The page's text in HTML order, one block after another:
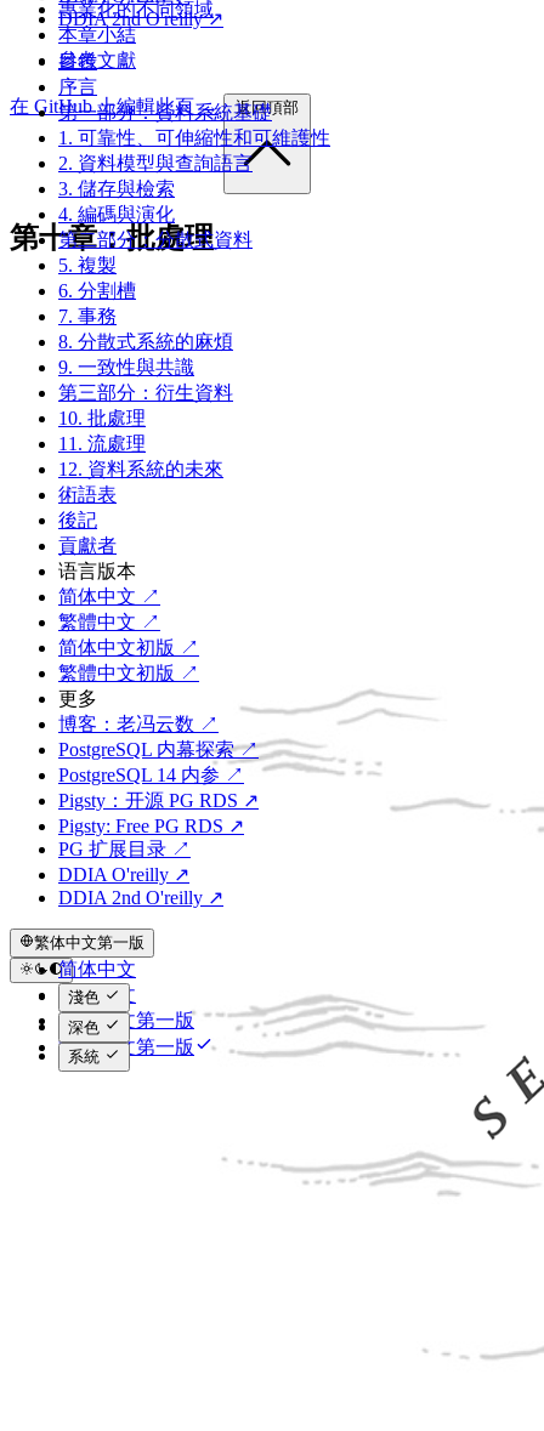
DDIA 2nd O'reilly ↗
目錄
序言
第一部分：資料系統基礎
1. 可靠性、可伸縮性和可維護性
2. 資料模型與查詢語言
3. 儲存與檢索
4. 編碼與演化
第二部分：分散式資料
5. 複製
6. 分割槽
7. 事務
8. 分散式系統的麻煩
9. 一致性與共識
第三部分：衍生資料
10. 批處理
11. 流處理
12. 資料系統的未來
術語表
後記
貢獻者
语言版本
简体中文 ↗
繁體中文 ↗
简体中文初版 ↗
繁體中文初版 ↗
更多
博客：老冯云数 ↗
PostgreSQL 内幕探索 ↗
PostgreSQL 14 内参 ↗
Pigsty：开源 PG RDS ↗
Pigsty: Free PG RDS ↗
PG 扩展目录 ↗
DDIA O'reilly ↗
DDIA 2nd O'reilly ↗
繁体中文第一版
简体中文
繁体中文
简体中文第一版
繁体中文第一版
淺色
深色
系統
專業化的不同領域
本章小結
參考文獻
在 GitHub 上編輯此頁 → 返回頂部
第十章：批處理